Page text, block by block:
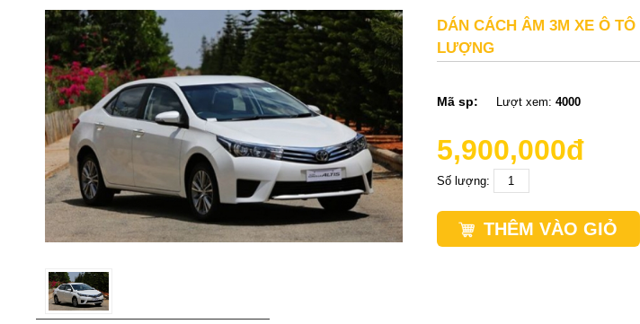
DÁN CÁCH ÂM 3M XE Ô
LƯỢNG
Mã sp: Lượt xem: 4000
5,900,000đ
Số lượng:
THÊM VÀO GIỎ